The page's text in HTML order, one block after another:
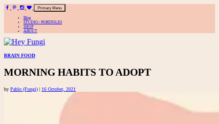
Primary Menu
Blog
STUDIO / PORTFOLIO
SHOP
ABOUT
A playful site for serious fashion: Blog / Shop / Studio
Skip
content
BRAIN FOOD
MORNING HABITS TO ADOPT
by Pablo (Fungi) | 16 October, 2021